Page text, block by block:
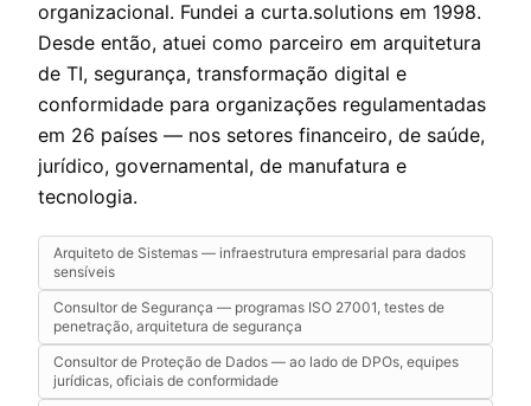
organizacional. Fundei a curta.solutions em 1998.
Desde então, atuei como parceiro em arquitetura
de TI, segurança, transformação digital e
conformidade para organizações regulamentadas
em 26 países — nos setores financeiro, de saúde,
jurídico, governamental, de manufatura e
tecnologia.
Arquiteto de Sistemas — infraestrutura empresarial para dados
sensíveis
Consultor de Segurança — programas ISO 27001, testes de
penetração, arquitetura de segurança
Consultor de Proteção de Dados — ao lado de DPOs, equipes
jurídicas, oficiais de conformidade